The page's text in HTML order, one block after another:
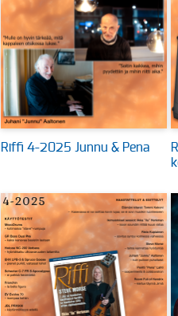
Riffi 4-2025 Junnu & Pena